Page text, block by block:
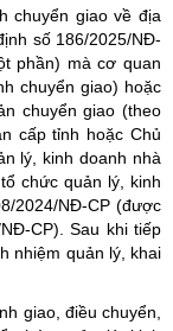
chuyển giao về địa
số 186/2025/NĐ-
phần) mà cơ quan
chuyển giao) hoặc
chuyển giao (theo
cấp tỉnh hoặc Chủ
lý, kinh doanh nhà
chức quản lý, kinh
2024/NĐ-CP (được
CP). Sau khi tiếp
nhiệm quản lý, khai
giao, điều chuyển,